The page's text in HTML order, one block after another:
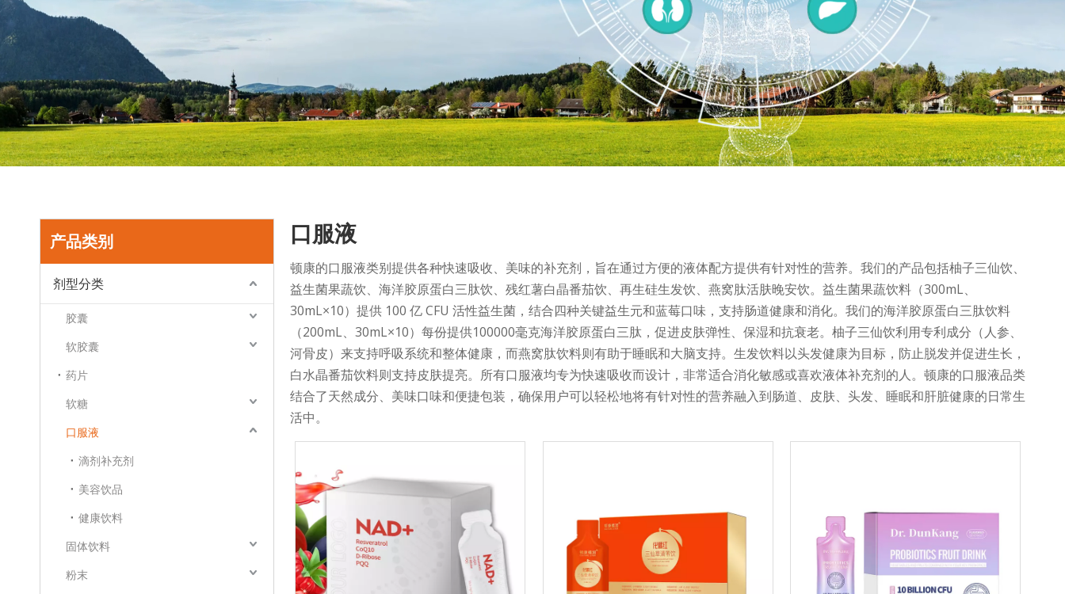
产品类别
剂型分类
胶囊
软胶囊
药片
软糖
口服液
滴剂补充剂
美容饮品
健康饮料
固体饮料
粉末
口服液
顿康的口服液类别提供各种快速吸收、美味的补充剂，旨在通过方便的液体配方提供有针对性的营养。我们的产品包括柚子三仙饮、
益生菌果蔬饮、海洋胶原蛋白三肽饮、残红薯白晶番茄饮、再生硅生发饮、燕窝肽活肤晚安饮。益生菌果蔬饮料（300mL、
30mL×10）提供 100 亿 CFU 活性益生菌，结合四种关键益生元和蓝莓口味，支持肠道健康和消化。我们的海洋胶原蛋白三肽饮料
（200mL、30mL×10）每份提供100000毫克海洋胶原蛋白三肽，促进皮肤弹性、保湿和抗衰老。柚子三仙饮利用专利成分（人参、
河骨皮）来支持呼吸系统和整体健康，而燕窝肽饮料则有助于睡眠和大脑支持。生发饮料以头发健康为目标，防止脱发并促进生长，
白水晶番茄饮料则支持皮肤提亮。所有口服液均专为快速吸收而设计，非常适合消化敏感或喜欢液体补充剂的人。顿康的口服液品类
结合了天然成分、美味口味和便捷包装，确保用户可以轻松地将有针对性的营养融入到肠道、皮肤、头发、睡眠和肝脏健康的日常生
活中。